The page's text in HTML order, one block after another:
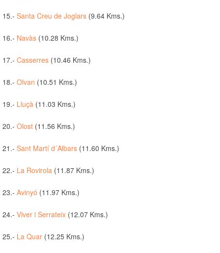
15.- Santa Creu de Joglars (9.64 Kms.)
16.- Navàs (10.28 Kms.)
17.- Casserres (10.46 Kms.)
18.- Olvan (10.51 Kms.)
19.- Lluçà (11.03 Kms.)
20.- Olost (11.56 Kms.)
21.- Sant Martí d´Albars (11.60 Kms.)
22.- La Rovirola (11.87 Kms.)
23.- Avinyó (11.97 Kms.)
24.- Viver i Serrateix (12.07 Kms.)
25.- La Quar (12.25 Kms.)